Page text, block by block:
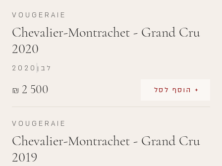
VOUGERAIE
Chevalier-Montrachet - Grand Cru
2020
₪ 2 500 + הוסף לסל
2020 לבן
VOUGERAIE
Chevalier-Montrachet - Grand Cru
2019